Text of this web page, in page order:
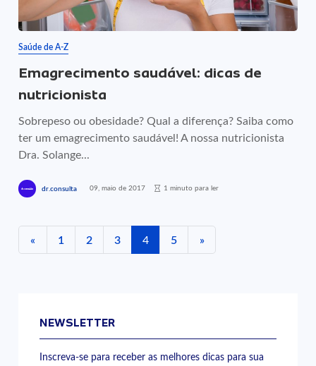
Saúde de A-Z
Emagrecimento saudável: dicas de
nutricionista
Sobrepeso ou obesidade? Qual a diferença? Saiba como
ter um emagrecimento saudável! A nossa nutricionista
Dra. Solange...
dr.consulta 09, maio de 2017 1 minuto para ler
« 1 2 3 4 5 »
NEWSLETTER
Inscreva-se para receber as melhores dicas para sua